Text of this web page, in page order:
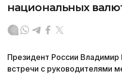
национальных
Президент России Владимир
встречи с руководителями